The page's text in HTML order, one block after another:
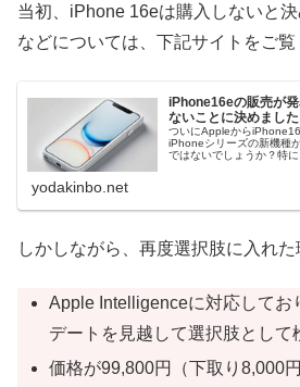
当初、iPhone 16eは購入しないと
などについては、下記サイトをご覧
iPhone16eの販売が
ないことに決めました
ついにAppleから
iPhoneシリーズの新機種
ではないでしょうか？特
yodakinbo.net
しかしながら、再度選択肢に入れた
Apple Intelligenceに対応してお
デートを見越して選択肢として
価格が99,800円（下取り8,000